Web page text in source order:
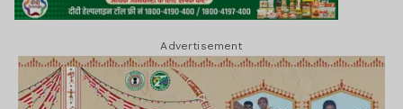
Advertisement